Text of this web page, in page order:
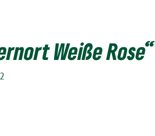
Weiße Rose“